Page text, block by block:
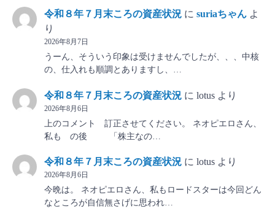
令和８年７月末ころの資産状況 に suriaちゃん よ
り
2026年8月7日
うーん、そういう印象は受けませんでしたが、、、中核
の、仕入れも順調とありますし、…
令和８年７月末ころの資産状況 に lotus より
2026年8月6日
上のコメント 訂正させてください。 ネオピエロさん、
私も の後 「株主なの…
令和８年７月末ころの資産状況 に lotus より
2026年8月6日
今晩は。 ネオピエロさん、私もロードスターは今回どん
なところが自信無さげに思われ…